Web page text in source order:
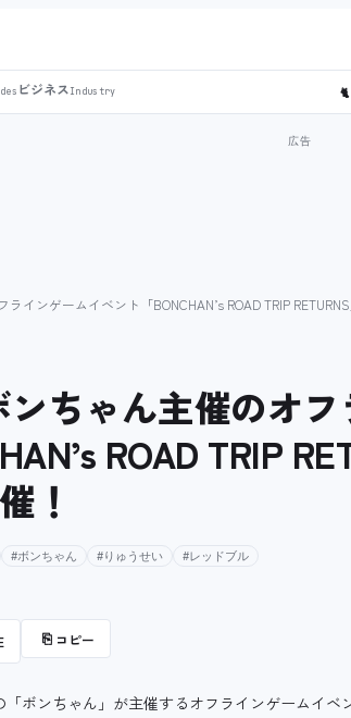
ビジネスIndustry 🐈
インゲームイベント「BONCHAN’s ROAD TRIP
ちゃん主催のオ
ROAD TRIP
！
#ボンちゃん #りゅうせい #レッドブル
⎘ コピー
ボンちゃん」が主催するオフラインゲームイベ